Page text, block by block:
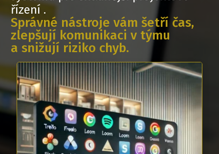
řízení .
Správné nástroje vám šetří čas,
zlepšují komunikaci v týmu
a snižují riziko chyb.